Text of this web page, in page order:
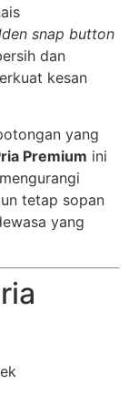
snap button
dan
kesan
yang
Premium ini
tetap sopan
yang